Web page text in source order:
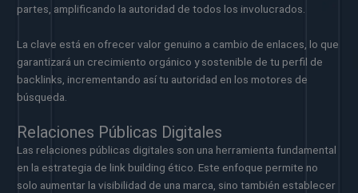
partes, amplificando la autoridad de todos los involucrados.
La clave está en ofrecer valor genuino a cambio de enlaces, lo que
garantizará un crecimiento orgánico y sostenible de tu perfil de
backlinks, incrementando así tu autoridad en los motores de
búsqueda.
Relaciones Públicas Digitales
Las relaciones públicas digitales son una herramienta fundamental
en la estrategia de link building ético. Este enfoque permite no
solo aumentar la visibilidad de una marca, sino también establecer